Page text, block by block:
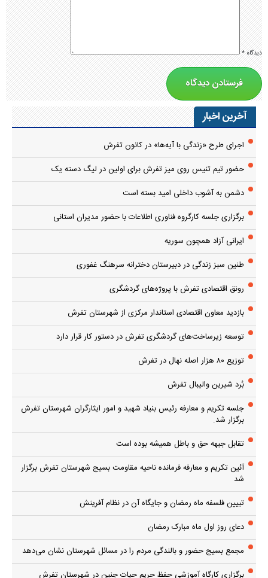
دیدگاه*
آخرین اخبار
اجرای طرح «زندگی با آیه‌ها» در کانون تفرش
حضور تیم تنیس روی میز تفرش برای اولین در لیگ دسته یک
دشمن به آشوب داخلی امید بسته است
برگزاری جلسه کارگروه فناوری اطلاعات با حضور مدیران استانی
ایرانی آزاد همچون سوریه
طنین سبز زندگی در دبیرستان دخترانه سرهنگ غفوری
رونق اقتصادی تفرش با پروژه‌های گردشگری
بازدید معاون اقتصادی استاندار مرکزی از شهرستان تفرش
توسعه زیرساخت‌های گردشگری تفرش در دستور کار قرار دارد
توزیع ۸۰ هزار اصله نهال در تفرش
بُرد شیرین والیبال تفرش
جلسه تکریم و معارفه رئیس بنیاد شهید و امور ایثارگران شهرستان تفرش
برگزار شد.
تقابل جبهه حق و باطل همیشه بوده است
آئین تکریم و معارفه فرمانده ناحیه مقاومت بسیج شهرستان تفرش برگزار
شد
تبیین فلسفه ماه رمضان و جایگاه آن در نظام آفرینش
دعای روز اول ماه مبارک رمضان
مجمع بسیج حضور و بالندگی مردم را در مسائل شهرستان نشان می‌دهد
برگزاری کارگاه آموزشی حفظ حریم حیات جنین در شهرستان تفرش